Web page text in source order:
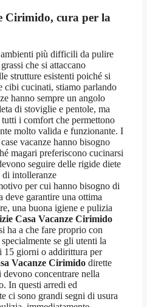
Cirimido, cura per la
più difficili da pulire
che si attaccano
strutture esistenti poiché si
cibi cucinati, stiamo parlando
hanno sempre un angolo
di stoviglie e pentole, ma
i comfort che permettono
molto valida e funzionante. I
vacanze hanno bisogno
magari preferiscono cucinarsi
seguire delle rigide diete
intolleranze
per cui hanno bisogno di
deve garantire una ottima
una buona igiene e pulizia
Casa Vacanze Cirimido
ha a che fare proprio con
se gli utenti la
15 giorni o addirittura per
Vacanze Cirimido dirette
concentrare nella
In questi arredi ed
ci sono grandi segni di usura